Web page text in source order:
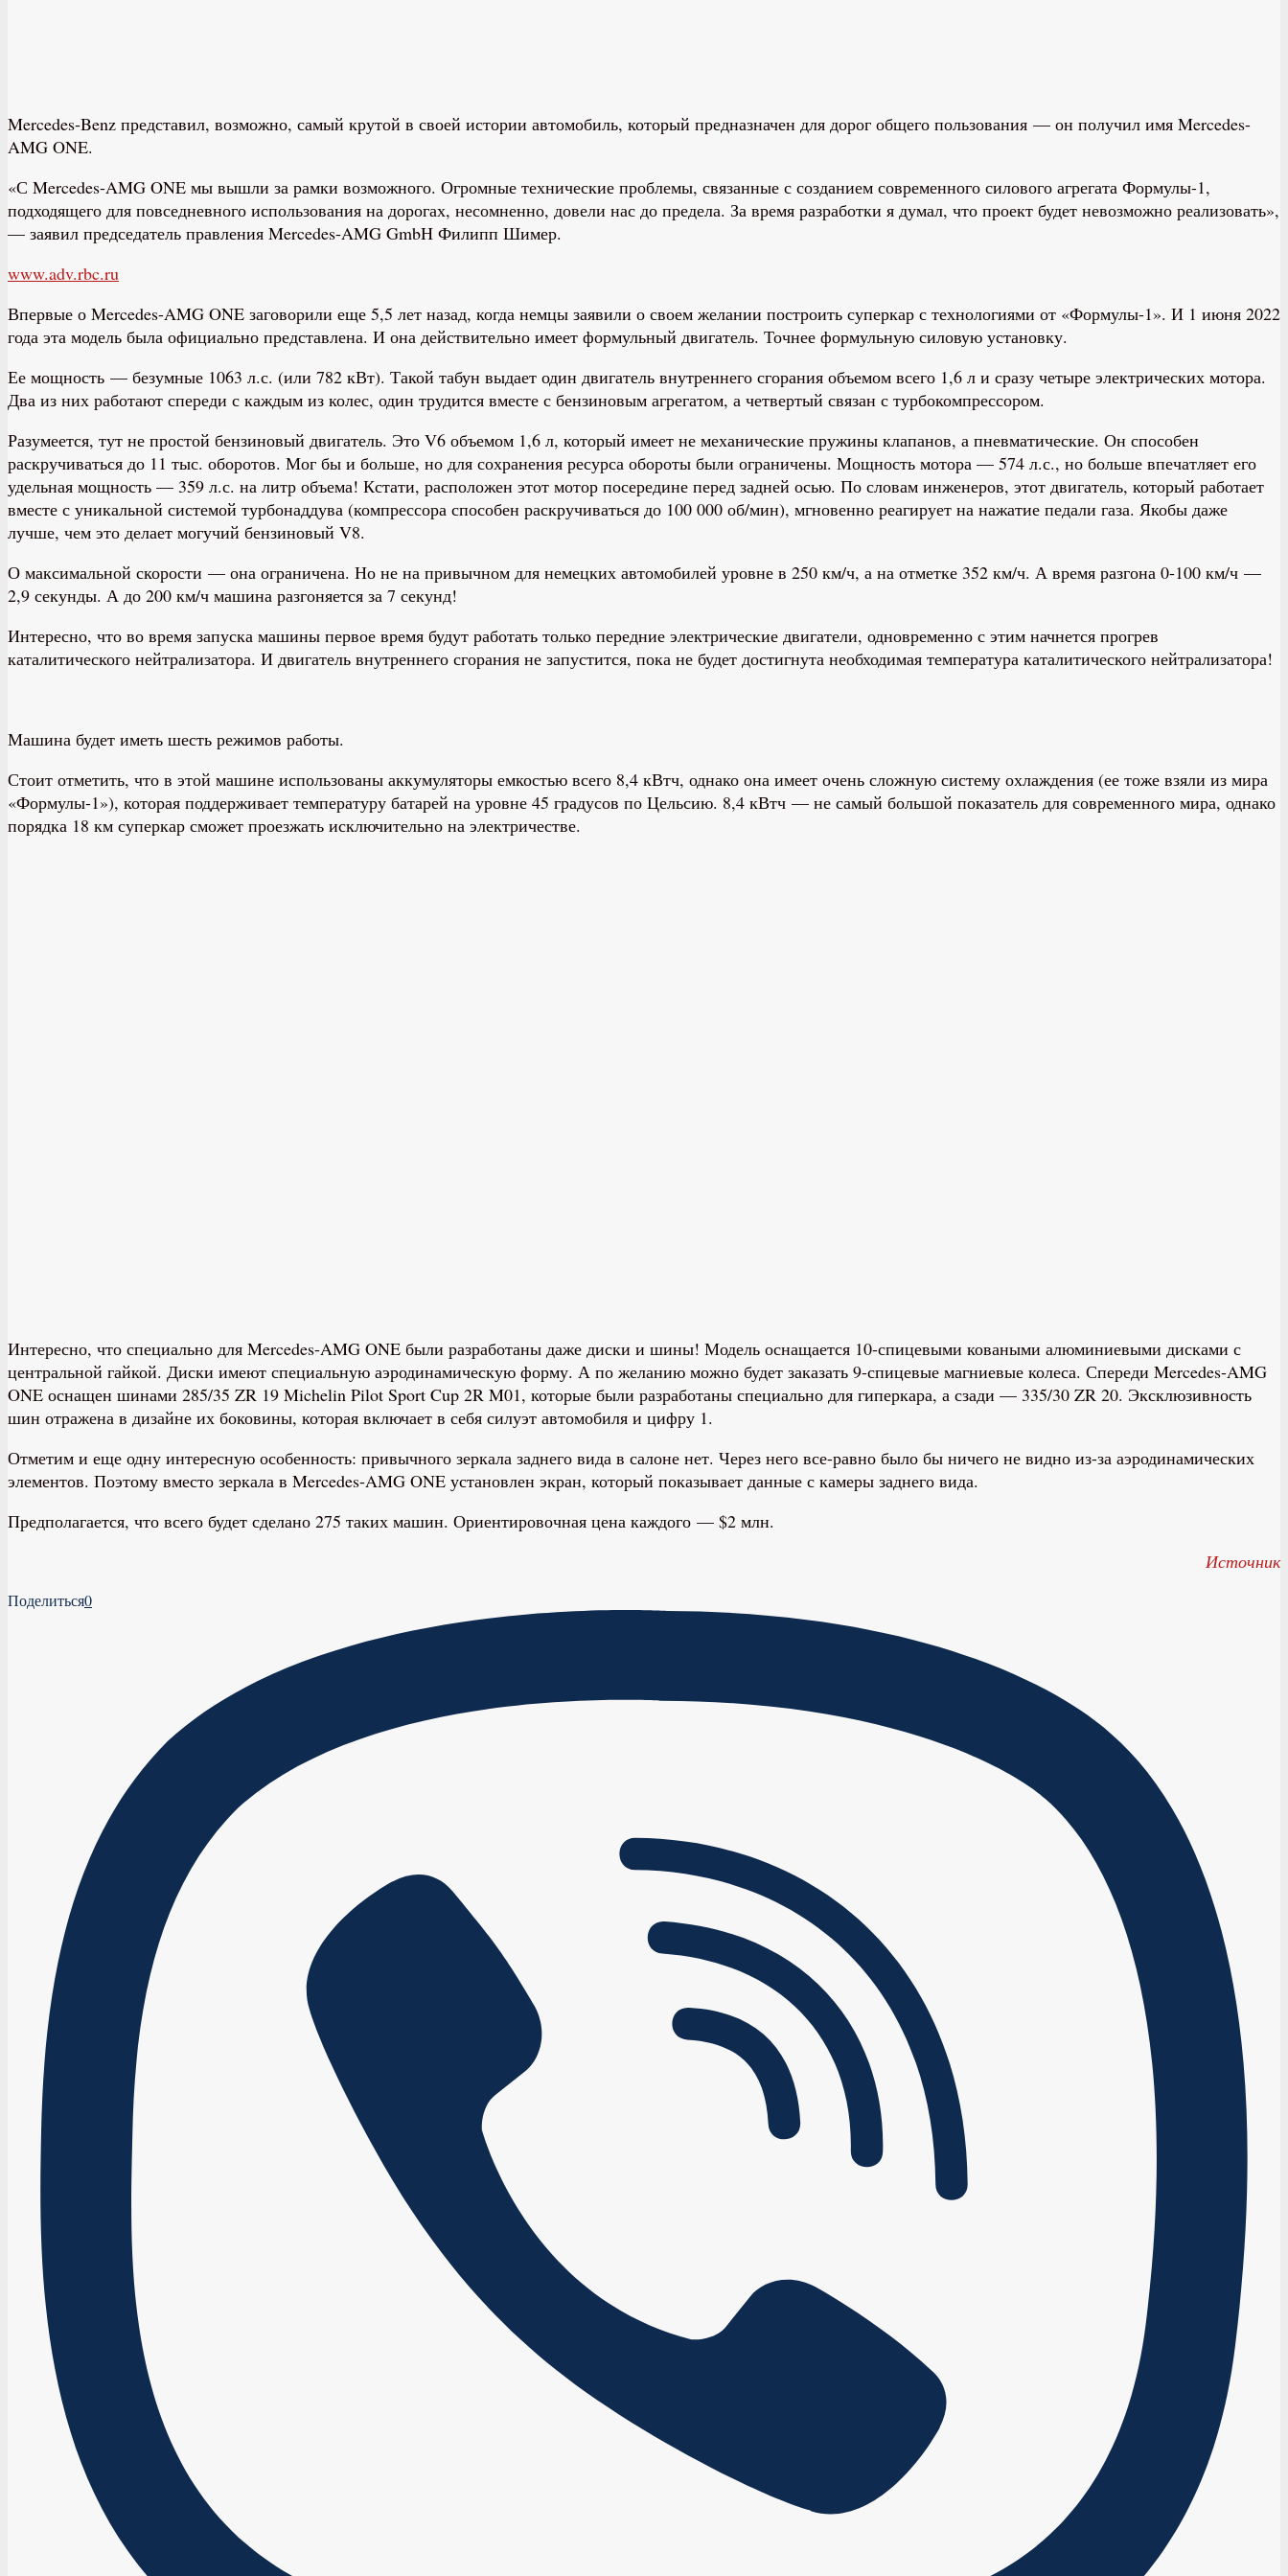
Mercedes-Benz представил, возможно, самый крутой в своей истории автомобиль, который предназначен для дорог общего пользования — он получил имя Mercedes-
AMG ONE.
«С Mercedes-AMG ONE мы вышли за рамки возможного. Огромные технические проблемы, связанные с созданием современного силового агрегата Формулы-1,
подходящего для повседневного использования на дорогах, несомненно, довели нас до предела. За время разработки я думал, что проект будет невозможно реализовать»,
— заявил председатель правления Mercedes-AMG GmbH Филипп Шимер.
www.adv.rbc.ru
Впервые о Mercedes-AMG ONE заговорили еще 5,5 лет назад, когда немцы заявили о своем желании построить суперкар с технологиями от «Формулы-1». И 1 июня 2022
года эта модель была официально представлена. И она действительно имеет формульный двигатель. Точнее формульную силовую установку.
Ее мощность — безумные 1063 л.с. (или 782 кВт). Такой табун выдает один двигатель внутреннего сгорания объемом всего 1,6 л и сразу четыре электрических мотора.
Два из них работают спереди с каждым из колес, один трудится вместе с бензиновым агрегатом, а четвертый связан с турбокомпрессором.
Разумеется, тут не простой бензиновый двигатель. Это V6 объемом 1,6 л, который имеет не механические пружины клапанов, а пневматические. Он способен
раскручиваться до 11 тыс. оборотов. Мог бы и больше, но для сохранения ресурса обороты были ограничены. Мощность мотора — 574 л.с., но больше впечатляет его
удельная мощность — 359 л.с. на литр объема! Кстати, расположен этот мотор посередине перед задней осью. По словам инженеров, этот двигатель, который работает
вместе с уникальной системой турбонаддува (компрессора способен раскручиваться до 100 000 об/мин), мгновенно реагирует на нажатие педали газа. Якобы даже
лучше, чем это делает могучий бензиновый V8.
О максимальной скорости — она ограничена. Но не на привычном для немецких автомобилей уровне в 250 км/ч, а на отметке 352 км/ч. А время разгона 0-100 км/ч —
2,9 секунды. А до 200 км/ч машина разгоняется за 7 секунд!
Интересно, что во время запуска машины первое время будут работать только передние электрические двигатели, одновременно с этим начнется прогрев
каталитического нейтрализатора. И двигатель внутреннего сгорания не запустится, пока не будет достигнута необходимая температура каталитического нейтрализатора!
Машина будет иметь шесть режимов работы.
Стоит отметить, что в этой машине использованы аккумуляторы емкостью всего 8,4 кВтч, однако она имеет очень сложную систему охлаждения (ее тоже взяли из мира
«Формулы-1»), которая поддерживает температуру батарей на уровне 45 градусов по Цельсию. 8,4 кВтч — не самый большой показатель для современного мира, однако
порядка 18 км суперкар сможет проезжать исключительно на электричестве.
Интересно, что специально для Mercedes-AMG ONE были разработаны даже диски и шины! Модель оснащается 10-спицевыми коваными алюминиевыми дисками с
центральной гайкой. Диски имеют специальную аэродинамическую форму. А по желанию можно будет заказать 9-спицевые магниевые колеса. Спереди Mercedes-AMG
ONE оснащен шинами 285/35 ZR 19 Michelin Pilot Sport Cup 2R M01, которые были разработаны специально для гиперкара, а сзади — 335/30 ZR 20. Эксклюзивность
шин отражена в дизайне их боковины, которая включает в себя силуэт автомобиля и цифру 1.
Отметим и еще одну интересную особенность: привычного зеркала заднего вида в салоне нет. Через него все-равно было бы ничего не видно из-за аэродинамических
элементов. Поэтому вместо зеркала в Mercedes-AMG ONE установлен экран, который показывает данные с камеры заднего вида.
Предполагается, что всего будет сделано 275 таких машин. Ориентировочная цена каждого — $2 млн.
Источник
Поделиться0